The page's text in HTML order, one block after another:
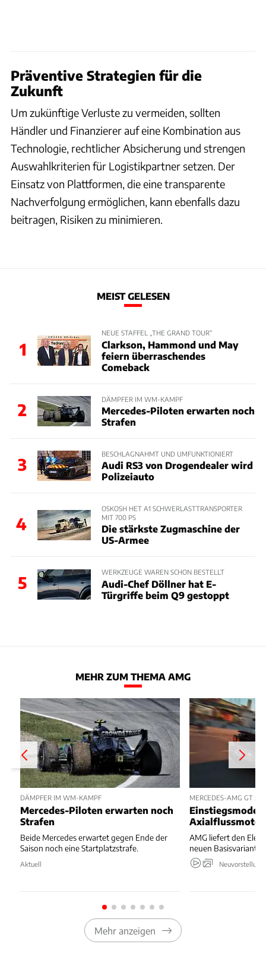
Präventive Strategien für die
Zukunft
Um zukünftige Verluste zu vermeiden, sollten
Händler und Finanzierer auf eine Kombination aus
Technologie, rechtlicher Absicherung und strengen
Auswahlkriterien für Logistikpartner setzen. Der
Einsatz von Plattformen, die eine transparente
Nachverfolgung ermöglichen, kann ebenfalls dazu
beitragen, Risiken zu minimieren.
MEIST GELESEN
1
NEUE STAFFEL „THE GRAND TOUR“
Clarkson, Hammond und May
feiern überraschendes
Comeback
2
DÄMPFER IM WM-KAMPF
Mercedes-Piloten erwarten noch
Strafen
3
BESCHLAGNAHMT UND UMFUNKTIONIERT
Audi RS3 von Drogendealer wird
Polizeiauto
4
OSKOSH HET A1 SCHWERLASTTRANSPORTER
MIT 700 PS
Die stärkste Zugmaschine der
US-Armee
5
WERKZEUGE WAREN SCHON BESTELLT
Audi-Chef Döllner hat E-
Türgriffe beim Q9 gestoppt
MEHR ZUM THEMA AMG
DÄMPFER IM WM-KAMPF
Mercedes-Piloten erwarten noch
Strafen
Beide Mercedes erwartet gegen Ende der
Saison noch eine Startplatzstrafe.
Aktuell
MERCEDES-AMG GT 53
Einstiegsmodell
AMG liefert den
neuen Basisvariante.
Mehr anzeigen